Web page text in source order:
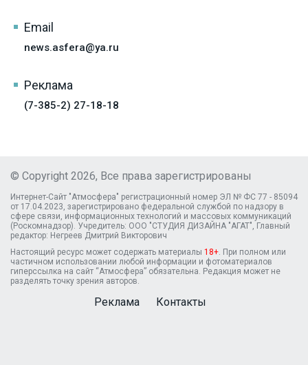
Email
news.asfera@ya.ru
Реклама
(7-385-2) 27-18-18
© Copyright 2026, Все права зарегистрированы
Интернет-Сайт "Атмосфера" регистрационный номер ЭЛ № ФС 77 - 85094
от 17.04.2023, зарегистрировано федеральной службой по надзору в
сфере связи, информационных технологий и массовых коммуникаций
(Роскомнадзор). Учредитель: ООО "СТУДИЯ ДИЗАЙНА "АГАТ", Главный
редактор: Негреев Дмитрий Викторович
Настоящий ресурс может содержать материалы 18+ . При полном или
частичном использовании любой информации и фотоматериалов
гиперссылка на сайт “Атмосфера” обязательна. Редакция может не
разделять точку зрения авторов.
Реклама Контакты